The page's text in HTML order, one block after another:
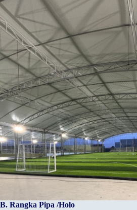
B. Rangka Pipa /Holo